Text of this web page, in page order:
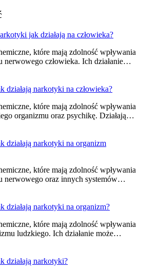
jak działają na człowieka?
które mają zdolność wpływania
nerwowego człowieka. Ich działanie…
działają narkotyki na człowieka?
które mają zdolność wpływania
organizmu oraz psychikę. Działają…
działają narkotyki na organizm
które mają zdolność wpływania
nerwowego oraz innych systemów…
działają narkotyki na organizm?
które mają zdolność wpływania
ludzkiego. Ich działanie może…
działają narkotyki?